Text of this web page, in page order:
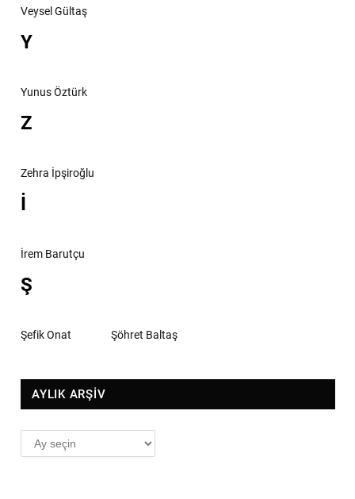
Veysel Gültaş
Y
Yunus Öztürk
Z
Zehra İpşiroğlu
İ
İrem Barutçu
Ş
Şefik Onat Şöhret Baltaş
AYLIK ARŞİV
AYLIK
ARŞİV